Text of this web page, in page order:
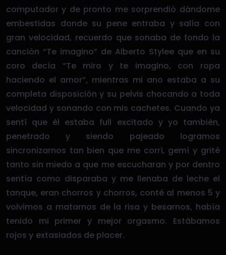
computador y de pronto me sorprendió dándome
embestidas donde su pene entraba y salía con
gran velocidad, recuerdo que sonaba de fondo la
canción “Te imagino” de Alberto Stylee que en su
coro decía “Te miro y te imagino, con ropa
haciendo el amor”, mientras mi ano estaba a su
completa disposición y su pelvis chocando a toda
velocidad y sonando con mis cachetes. Cuando ya
sentí que él estaba full excitado y yo también,
penetrado y siendo pajeado logramos
sincronizarnos tan bien que me corrí, gemí y grité
tanto sin miedo a que me escucharan y por dentro
sentía como disparaba y me llenaba de leche el
tanque, eran chorros y chorros, conté al menos 5 y
volvimos a matarnos de la risa y besarnos, había
tenido mi primer y mejor orgasmo. Estábamos
rojos y extasiados de placer.